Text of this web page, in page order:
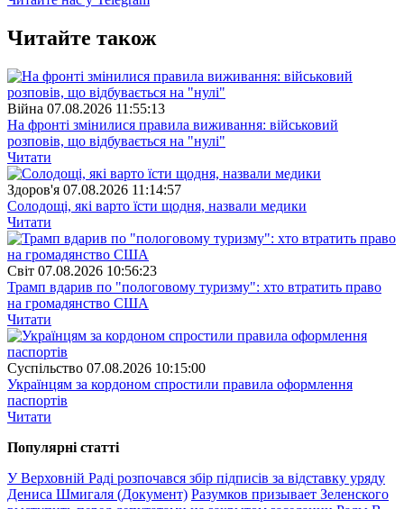
Читайте також
Війна 07.08.2026 11:55:13
На фронті змінилися правила виживання: військовий
розповів, що відбувається на "нулі"
Читати
Здоров'я 07.08.2026 11:14:57
Солодощі, які варто їсти щодня, назвали медики
Читати
Свiт 07.08.2026 10:56:23
Трамп вдарив по "пологовому туризму": хто втратить право
на громадянство США
Читати
Суспiльство 07.08.2026 10:15:00
Українцям за кордоном спростили правила оформлення
паспортів
Читати
Популярнi статтi
У Верховній Раді розпочався збір підписів за відставку уряду
Дениса Шмигаля (Документ) Разумков призывает Зеленского